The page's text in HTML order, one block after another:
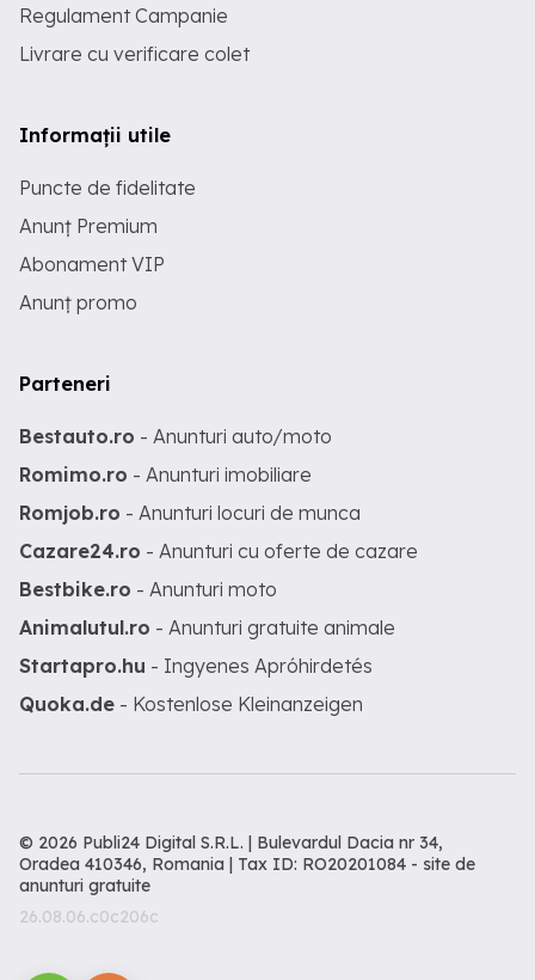
Regulament Campanie
Livrare cu verificare colet
Informații utile
Puncte de fidelitate
Anunț Premium
Abonament VIP
Anunț promo
Parteneri
Bestauto.ro - Anunturi auto/moto
Romimo.ro - Anunturi imobiliare
Romjob.ro - Anunturi locuri de munca
Cazare24.ro - Anunturi cu oferte de cazare
Bestbike.ro - Anunturi moto
Animalutul.ro - Anunturi gratuite animale
Startapro.hu - Ingyenes Apróhirdetés
Quoka.de - Kostenlose Kleinanzeigen
© 2026 Publi24 Digital S.R.L. | Bulevardul Dacia nr 34,
Oradea 410346, Romania | Tax ID: RO20201084 - site de
anunturi gratuite
26.08.06.c0c206c